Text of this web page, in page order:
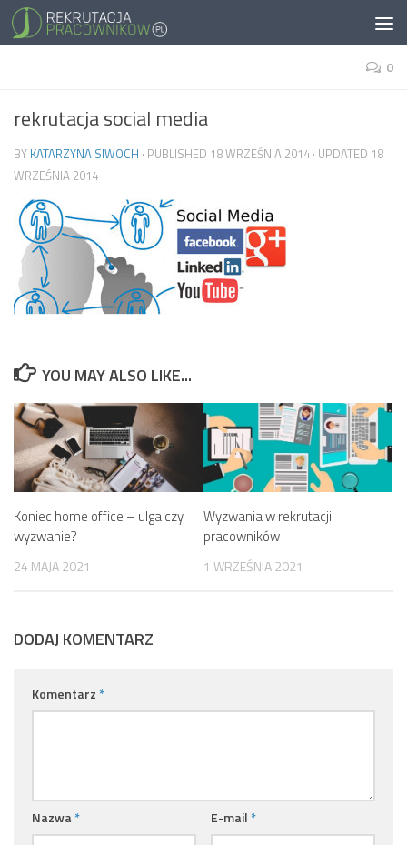
0
rekrutacja social media
BY KATARZYNA SIWOCH · PUBLISHED 18 WRZEŚNIA 2014 · UPDATED 18
WRZEŚNIA 2014
YOU MAY ALSO LIKE...
Koniec home office – ulga czy
wyzwanie?
24 MAJA 2021
Wyzwania w rekrutacji
pracowników
1 WRZEŚNIA 2021
DODAJ KOMENTARZ
Komentarz *
Nazwa * E-mail *